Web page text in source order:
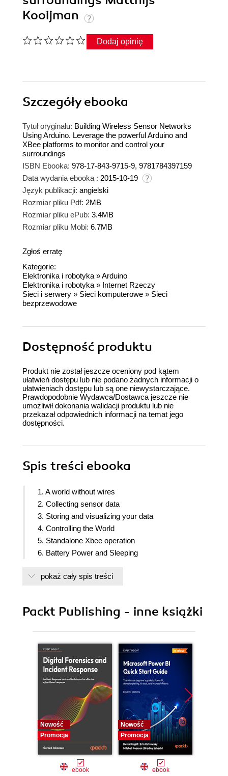
Kooijman
Dodaj opinię
Szczegółyebooka
Tytuł oryginału: Building Wireless Sensor Networks
Using Arduino. Leverage the powerful Arduino and
XBee platforms to monitor and control your
surroundings
ISBN Ebooka: 978-17-843-9715-9, 9781784397159
Data wydania ebooka : 2015-10-19
Język publikacji: angielski
Rozmiar pliku Pdf: 2MB
Rozmiar pliku ePub: 3.4MB
Rozmiar pliku Mobi: 6.7MB
Zgłoś erratę
Kategorie:
Elektronika i robotyka »Arduino
Elektronika i robotyka » Internet Rzeczy
Sieci i serwery » Sieci komputerowe » Sieci
bezprzewodowe
Dostępność produktu
Produkt nie został jeszcze oceniony pod kątem
ułatwień dostępu lub nie podano żadnych informacji o
ułatwieniach dostępu lub są one niewystarczające.
Prawdopodobnie Wydawca/Dostawca jeszcze nie
umożliwił dokonania walidacji produktu lub nie
przekazał odpowiednich informacji na temat jego
dostępności.
Spis treści ebooka
1. A world without wires
2. Collecting sensor data
3. Storing and visualizing your data
4. Controlling the World
5. Standalone Xbee operation
6. Battery Power and Sleeping
pokaż cały spis treści
Packt Publishing - inne książki
Nowość
Promocja
ebook
Nowość
Promocja
ebook